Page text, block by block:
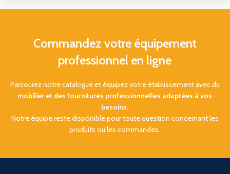
Commandez votre équipement
professionnel en ligne
Parcourez notre catalogue et équipez votre établissement avec du
mobilier et des fournitures professionnelles adaptées à vos
besoins.
Notre équipe reste disponible pour toute question concernant les
produits ou les commandes.